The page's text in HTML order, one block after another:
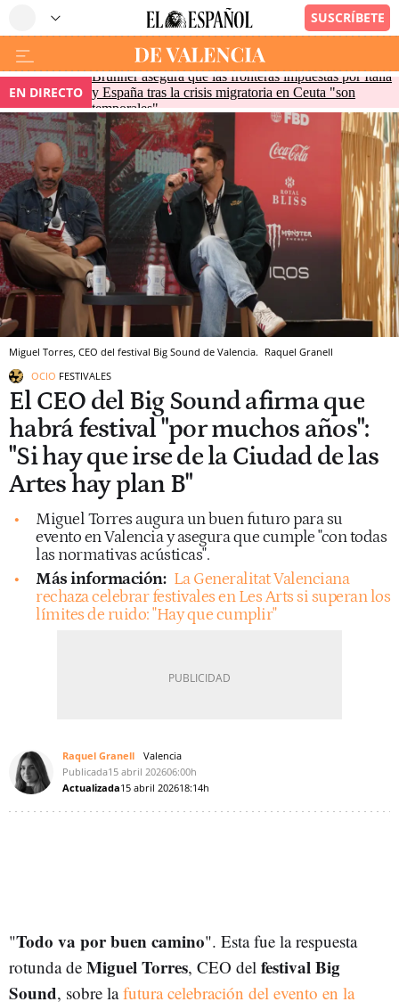
EN DIRECTO
Brunner asegura que las fronteras impuestas por Italia
y España tras la crisis migratoria en Ceuta "son
temporales"
Miguel Torres, CEO del festival Big Sound de Valencia. Raquel Granell
OCIO FESTIVALES
El CEO del Big Sound afirma que
habrá festival "por muchos años":
"Si hay que irse de la Ciudad de las
Artes hay plan B"
Miguel Torres augura un buen futuro para su
evento en Valencia y asegura que cumple "con todas
las normativas acústicas".
Más información: La Generalitat Valenciana
rechaza celebrar festivales en Les Arts si superan los
límites de ruido: "Hay que cumplir"
Raquel Granell
Valencia
Publicada15 abril 202606:00h
Actualizada15 abril 202618:14h
"Todo va por buen camino". Esta fue la respuesta
rotunda de Miguel Torres, CEO del festival Big
Sound, sobre lafutura celebración del evento en la